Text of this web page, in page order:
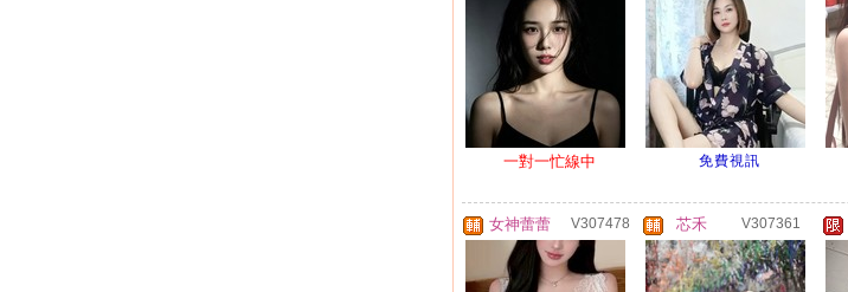
一對一忙線中 免費視訊
女神蕾蕾 V307478 芯禾 V307361